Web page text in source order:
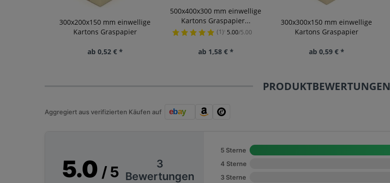
300x200x150 mm einwellige
Kartons Graspapier
ab 0,52 € *
500x400x300 mm einwellige
Kartons Graspapier...
(1)¹ 5.00/5.00
ab 1,58 € *
300x300x150 mm einwellige
Kartons Graspapier
ab 0,59 € *
PRODUKTBEWERTUNGEN
Aggregiert aus verifizierten Käufen auf
5.0 / 5
3
Bewertungen
5 Sterne
4 Sterne
3 Sterne